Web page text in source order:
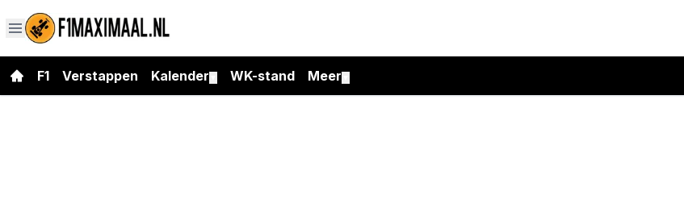
F1 Verstappen Kalender WK-stand Meer